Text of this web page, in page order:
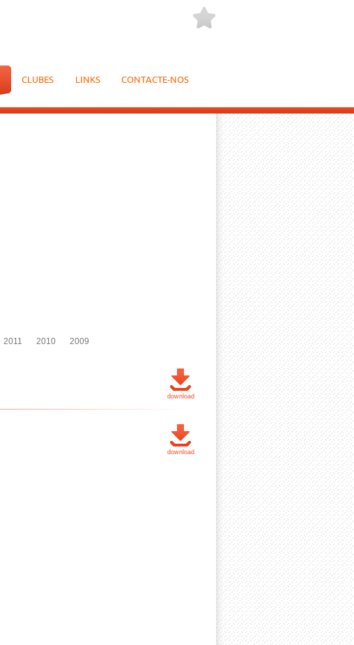
CLUBES LINKS CONTACTE-NOS
2011 2010 2009
download
download